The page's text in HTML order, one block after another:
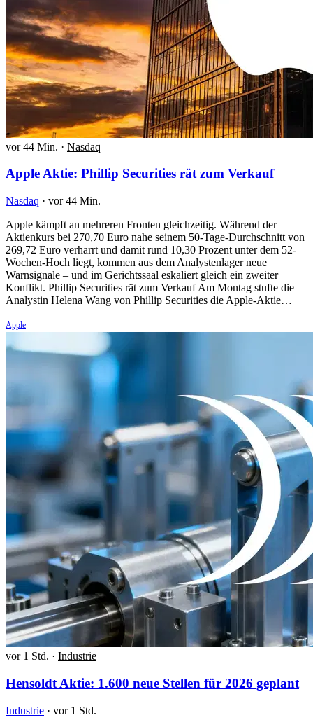
vor 44 Min. · Nasdaq
Apple Aktie: Phillip Securities rät zum Verkauf
Nasdaq · vor 44 Min.
Apple kämpft an mehreren Fronten gleichzeitig. Während der
Aktienkurs bei 270,70 Euro nahe seinem 50-Tage-Durchschnitt von
269,72 Euro verharrt und damit rund 10,30 Prozent unter dem 52-
Wochen-Hoch liegt, kommen aus dem Analystenlager neue
Warnsignale – und im Gerichtssaal eskaliert gleich ein zweiter
Konflikt. Phillip Securities rät zum Verkauf Am Montag stufte die
Analystin Helena Wang von Phillip Securities die Apple-Aktie…
Apple
vor 1 Std. · Industrie
Hensoldt Aktie: 1.600 neue Stellen für 2026 geplant
Industrie · vor 1 Std.